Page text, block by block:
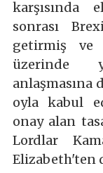
karşısında
sonrası
getirmiş
üzerinde
anlaşmasına
oyla kabul
onay alan
Lordlar
Elizabeth'ten